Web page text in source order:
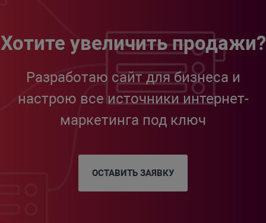
Хотите увеличить продажи?
Разработаю сайт для бизнеса и
настрою все источники интернет-
маркетинга под ключ
ОСТАВИТЬ ЗАЯВКУ